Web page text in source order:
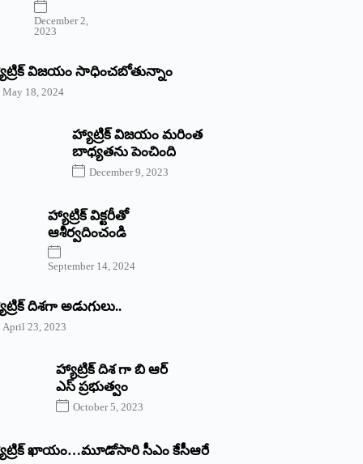
December 2,
2023
విజయం సాధించబోతున్నాం
May 18, 2024
హ్యాట్రిక్ విజయం మరింత
బాధ్యతను పెంచింది
December 9, 2023
హ్యాట్రిక్‌ ‌విక్టరీతో
ఆశీర్వదించండి
September 14, 2024
‌దిశగా అడుగులు..
April 23, 2023
హ్యాట్రిక్ దిశ గా బి ఆర్
ఎస్ ప్రభుత్వం
October 5, 2023
‌ఖాయం…మూడోసారి సీఎం కేసీఆరే